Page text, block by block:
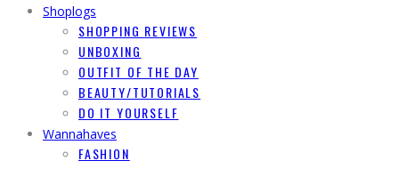
Shoplogs
SHOPPING REVIEWS
UNBOXING
OUTFIT OF THE DAY
BEAUTY/TUTORIALS
DO IT YOURSELF
Wannahaves
FASHION